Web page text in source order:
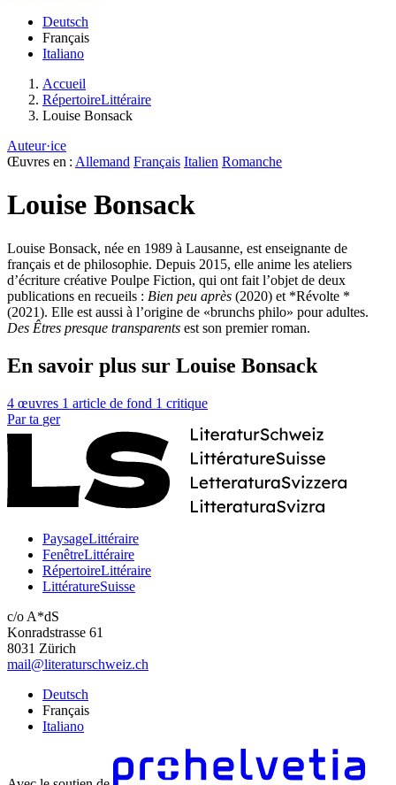
Deutsch
Français
Italiano
Accueil
RépertoireLittéraire
Louise Bonsack
Auteur·ice
Œuvres en : Allemand Français Italien Romanche
Louise Bonsack
Louise Bonsack, née en 1989 à Lausanne, est enseignante de
français et de philosophie. Depuis 2015, elle anime les ateliers
d’écriture créative Poulpe Fiction, qui ont fait l’objet de deux
publications en recueils : Bien peu après (2020) et *Révolte *
(2021). Elle est aussi à l’origine de «brunchs philo» pour adultes.
Des Êtres presque transparents est son premier roman.
En savoir plus sur Louise Bonsack
4 œuvres 1 article de fond 1 critique
Par ta ger
PaysageLittéraire
FenêtreLittéraire
RépertoireLittéraire
LittératureSuisse
c/o A*dS
Konradstrasse 61
8031 Zürich
mail@literaturschweiz.ch
Deutsch
Français
Italiano